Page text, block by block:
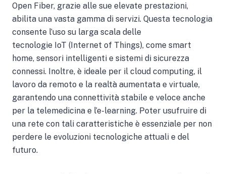
Open Fiber, grazie alle sue elevate prestazioni,
abilita una vasta gamma di servizi. Questa tecnologia
consente l’uso su larga scala delle
tecnologie IoT (Internet of Things), come smart
home, sensori intelligenti e sistemi di sicurezza
connessi. Inoltre, è ideale per il cloud computing, il
lavoro da remoto e la realtà aumentata e virtuale,
garantendo una connettività stabile e veloce anche
per la telemedicina e l’e-learning. Poter usufruire di
una rete con tali caratteristiche è essenziale per non
perdere le evoluzioni tecnologiche attuali e del
futuro.